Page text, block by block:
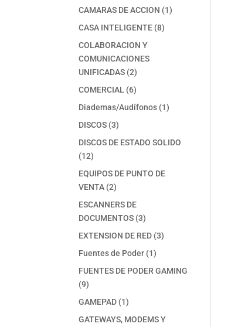
producto
CAMARAS DE ACCION 11
CASA INTELIGENTE 88
COLABORACION Y
COMUNICACIONES
UNIFICADAS 22
productos
COMERCIAL 66
productos
Diademas/Audífonos 11
DISCOS 33
productos
DISCOS DE ESTADO SOLIDO
1212
productos
EQUIPOS DE PUNTO DE
VENTA 22
productos
ESCANNERS DE
DOCUMENTOS 33
productos
EXTENSION DE RED 33
Fuentes de Poder 11
producto
FUENTES DE PODER GAMING
99
productos
GAMEPAD 11
producto
GATEWAYS, MODEMS Y